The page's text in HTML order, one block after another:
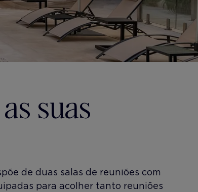
suas
de duas salas de reuniões com
para acolher tanto reuniões